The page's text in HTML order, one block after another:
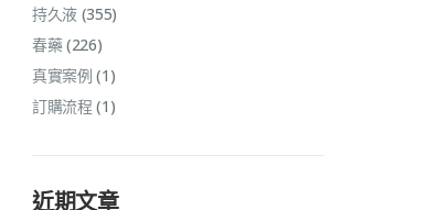
持久液(355)
春藥(226)
真實案例 (1)
訂購流程 (1)
近期文章